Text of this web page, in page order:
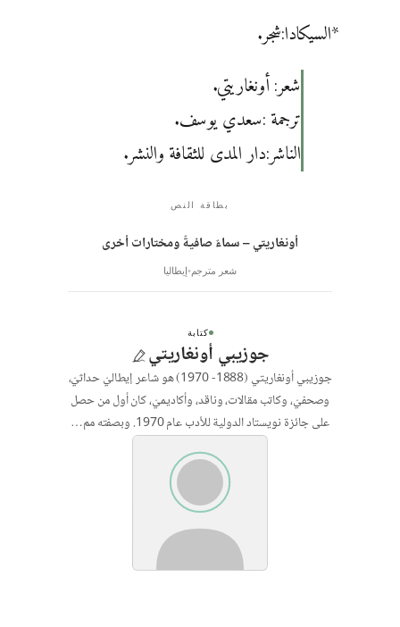
‏*السيكادا:شجر.
شعر: أونغاريتي.
ترجمة :سعدي يوسف.
الناشر:دار المدى للثقافة والنشر.
بطاقة النص
أونغاريتي – سماءٌ صافيةٌ ومختارات أخرى
شعر مترجم إيطاليا
كتابة
جوزيبي أونغاريتي
جوزيبي أونغاريتي (1888- 1970) هو شاعر إيطاليّ حداثيّ،
وصحفيّ، وكاتب مقالات، وناقد، وأكاديميّ، كان أول من حصل
على جائزة نويستاد الدولية للأدب عام 1970. وبصفته مم…